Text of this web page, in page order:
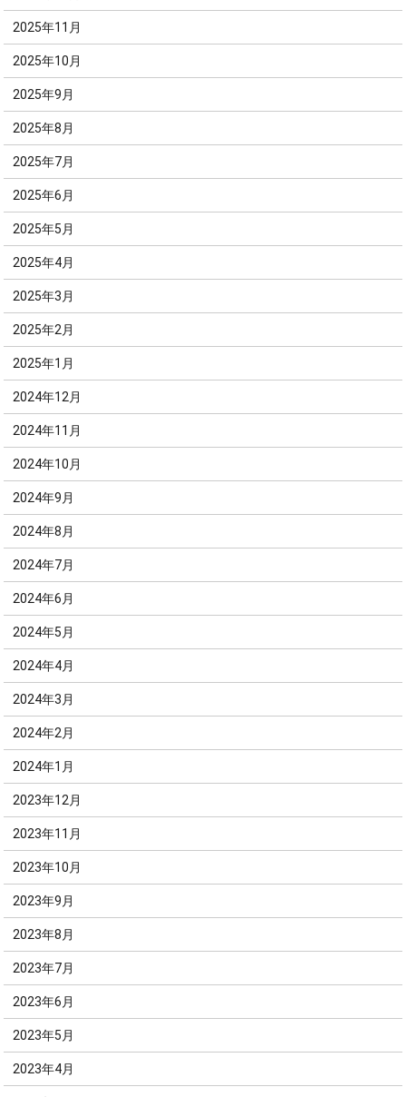
2025年11月
2025年10月
2025年9月
2025年8月
2025年7月
2025年6月
2025年5月
2025年4月
2025年3月
2025年2月
2025年1月
2024年12月
2024年11月
2024年10月
2024年9月
2024年8月
2024年7月
2024年6月
2024年5月
2024年4月
2024年3月
2024年2月
2024年1月
2023年12月
2023年11月
2023年10月
2023年9月
2023年8月
2023年7月
2023年6月
2023年5月
2023年4月